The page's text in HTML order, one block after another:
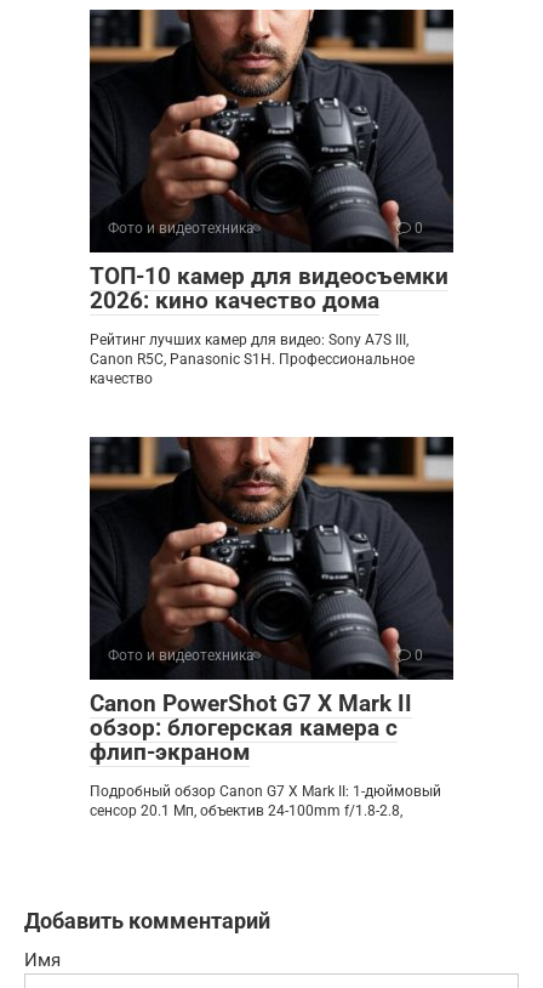
Фото и видеотехника 0
ТОП-10 камер для видеосъемки
2026: кино качество дома
Рейтинг лучших камер для видео: Sony A7S III,
Canon R5C, Panasonic S1H. Профессиональное
качество
Фото и видеотехника 0
Canon PowerShot G7 X Mark II
обзор: блогерская камера с
флип-экраном
Подробный обзор Canon G7 X Mark II: 1-дюймовый
сенсор 20.1 Мп, объектив 24-100mm f/1.8-2.8,
Добавить комментарий
Имя